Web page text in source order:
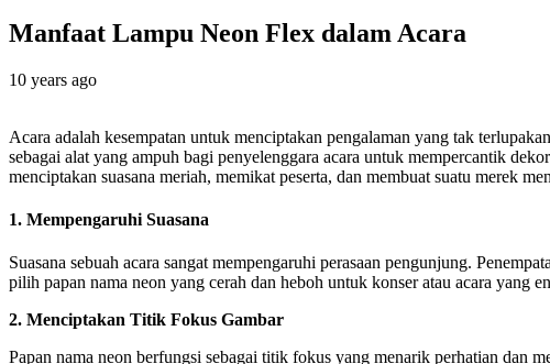
Manfaat Lampu Neon Flex dalam Acara
10 years ago
Acara adalah kesempatan untuk menciptakan pengalaman yang tak
sebagai alat yang ampuh bagi penyelenggara acara untuk mempercantik
menciptakan suasana meriah, memikat peserta, dan membuat suatu merek
1. Mempengaruhi Suasana
Suasana sebuah acara sangat mempengaruhi perasaan pengunjung.
pilih papan nama neon yang cerah dan heboh untuk konser atau acara
2. Menciptakan Titik Fokus Gambar
Papan nama neon berfungsi sebagai titik fokus yang menarik perhatian dan